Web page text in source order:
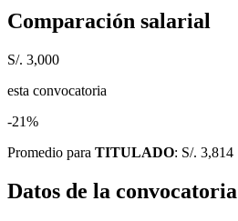
Comparación salarial
S/. 3,000
esta convocatoria
-21%
Promedio para TITULADO: S/. 3,814
Datos de la convocatoria